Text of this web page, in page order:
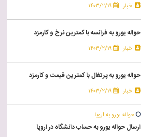
اخبار ۱۴۰۳/۲/۱۹
حواله یورو به فرانسه با کمترین نرخ و کارمزد
اخبار ۱۴۰۳/۲/۱۹
حواله یورو به پرتغال با کمترین قیمت و کارمزد
اخبار ۱۴۰۳/۲/۱۹
حواله یورو به اروپا
ارسال حواله یورو به حساب دانشگاه در اروپا